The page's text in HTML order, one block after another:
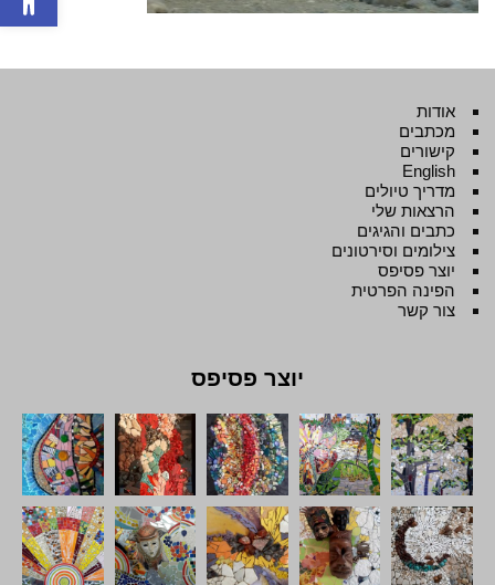
אודות
מכתבים
קישורים
English
מדריך טיולים
הרצאות שלי
כתבים והגיגים
צילומים וסירטונים
יוצר פסיפס
הפינה הפרטית
צור קשר
יוצר פסיפס